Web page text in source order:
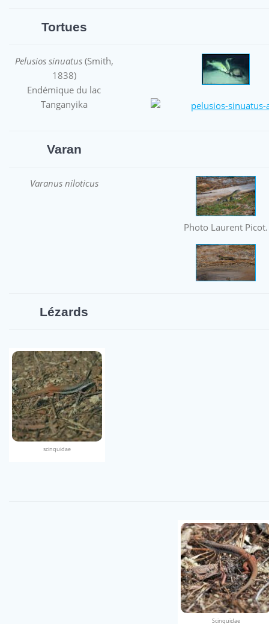
Tortues
Pelusios sinuatus(Smith,
1838)
Endémique du lac
Tanganyika
Varan
Varanus niloticus
Photo Laurent Picot.
Lézards
scinquidae
Scinquidae